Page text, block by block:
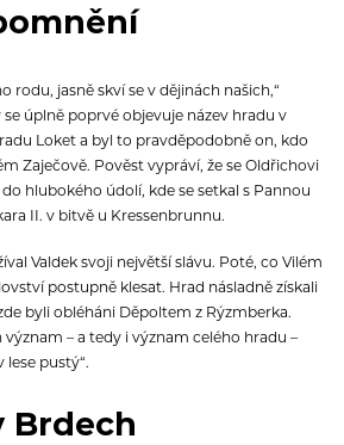
rodu, jasně skví se v dějinách našich,“
úplně poprvé objevuje název hradu v
Loket a byl to pravděpodobně on, kdo
Zaječově. Pověst vypráví, že se Oldřichovi
hlubokého údolí, kde se setkal s Pannou
II. v bitvě u Kressenbrunnu.
Valdek svoji největší slávu. Poté, co Vilém
postupně klesat. Hrad násladně získali
byli obléháni Děpoltem z Rýzmberka.
význam – a tedy i význam celého hradu –
pustý“.
Brdech